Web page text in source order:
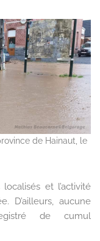
de Hainaut, le
et l’activité
D’ailleurs, aucune
de cumul